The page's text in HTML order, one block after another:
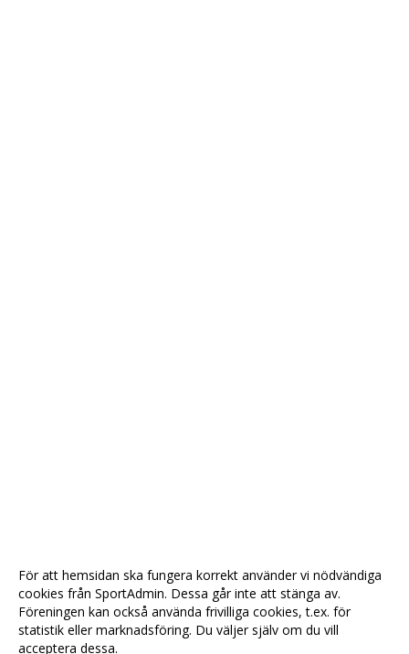
För att hemsidan ska fungera korrekt använder vi nödvändiga
cookies från SportAdmin. Dessa går inte att stänga av.
Föreningen kan också använda frivilliga cookies, t.ex. för
statistik eller marknadsföring. Du väljer själv om du vill
acceptera dessa.